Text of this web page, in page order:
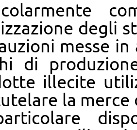
degli
messe
di
illecite
la